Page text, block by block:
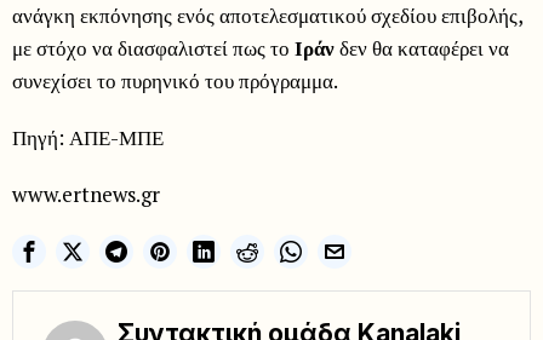
ανάγκη εκπόνησης ενός αποτελεσματικού σχεδίου επιβολής,
με στόχο να διασφαλιστεί πως το Ιράνδεν θα καταφέρει να
συνεχίσει το πυρηνικό του πρόγραμμα.
Πηγή: ΑΠΕ-ΜΠΕ
www.ertnews.gr
Συντακτική ομάδα Kanalaki